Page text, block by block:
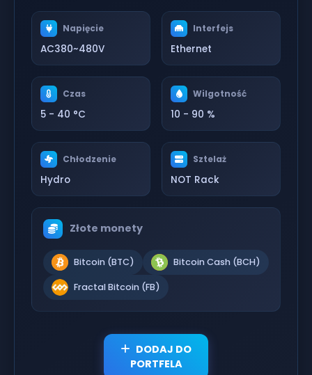
Napięcie
AC380~480V
Interfejs
Ethernet
Czas
5 - 40 °C
Wilgotność
10 - 90 %
Chłodzenie
Hydro
Sztelaż
NOT Rack
Złote monety
Bitcoin (BTC) Bitcoin Cash (BCH)
Fractal Bitcoin (FB)
DODAJ DO
PORTFELA